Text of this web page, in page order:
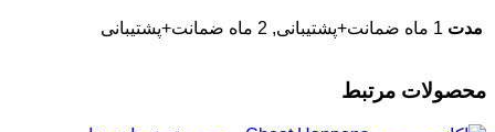
مدت 1 ماه ضمانت+پشتیبانی, 2 ماه ضمانت+پشتیبانی
محصولات مرتبط